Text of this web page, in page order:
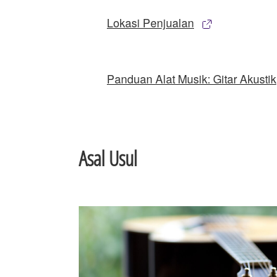
Lokasi Penjualan
Panduan Alat Musik: Gitar Akustik
Asal Usul